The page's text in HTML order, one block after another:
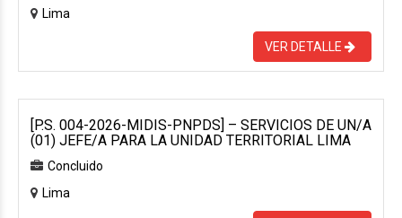
Lima
VER DETALLE
[P.S. 004-2026-MIDIS-PNPDS] – SERVICIOS DE UN/A
(01) JEFE/A PARA LA UNIDAD TERRITORIAL LIMA
Concluido
Lima